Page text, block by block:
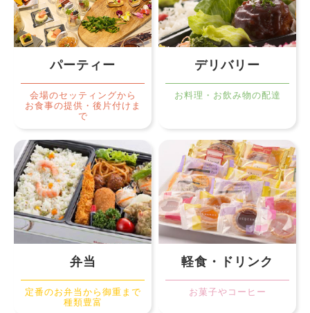
パーティー
会場のセッティングから
お食事の提供・後片付けま
で
デリバリー
お料理・お飲み物の配達
弁当
定番のお弁当から御重まで
種類豊富
軽食・ドリンク
お菓子やコーヒー